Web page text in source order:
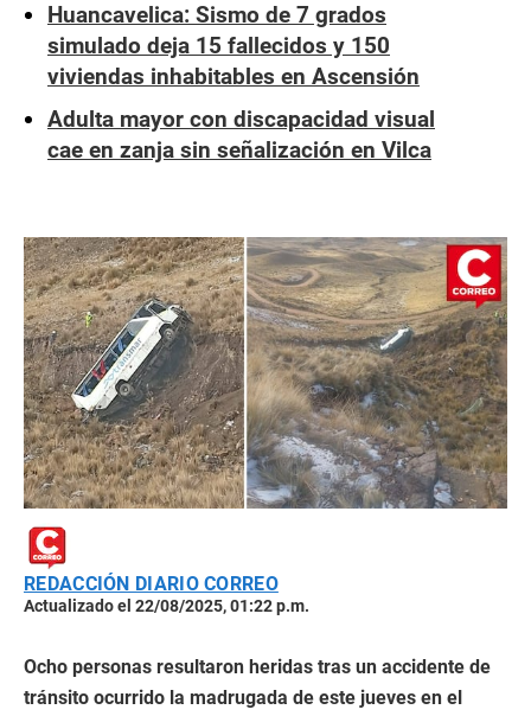
Huancavelica: Sismo de 7 grados
simulado deja 15 fallecidos y 150
viviendas inhabitables en Ascensión
Adulta mayor con discapacidad visual
cae en zanja sin señalización en Vilca
REDACCIÓN DIARIO CORREO
Actualizado el 22/08/2025, 01:22 p.m.
Ocho personas resultaron heridas tras un accidente de
tránsito ocurrido la madrugada de este jueves en el